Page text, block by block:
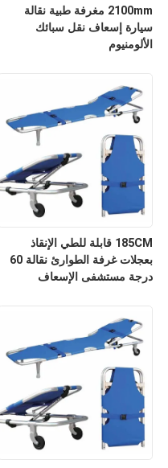
2100mm مغرفة طبية نقالة
سيارة إسعاف نقل سبائك
الألومنيوم
185CM قابلة للطي الإنقاذ
بعجلات غرفة الطوارئ نقالة 60
درجة مستشفى الإسعاف